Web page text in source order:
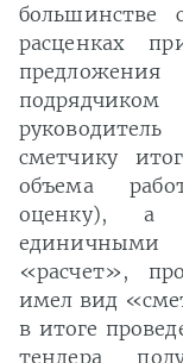
большинстве
расценках
сметчику
объема
оценку), а
«расчет»,
имел вид
в итоге
тендера